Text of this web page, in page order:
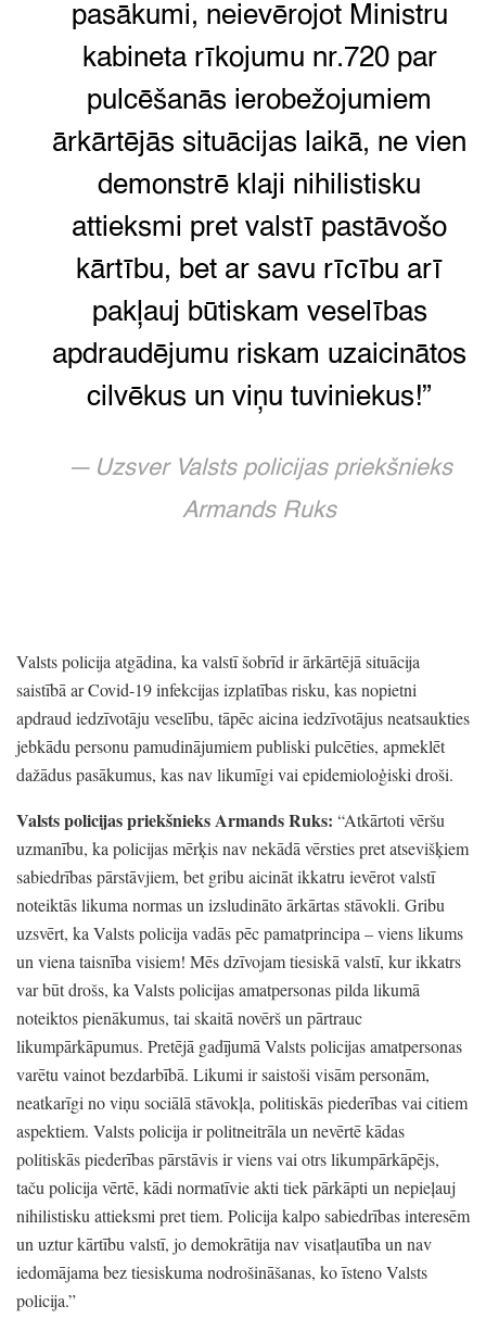
pasākumi, neievērojot Ministru
kabineta rīkojumu nr.720 par
pulcēšanās ierobežojumiem
ārkārtējās situācijas laikā, ne vien
demonstrē klaji nihilistisku
attieksmi pret valstī pastāvošo
kārtību, bet ar savu rīcību arī
pakļauj būtiskam veselības
apdraudējumu riskam uzaicinātos
cilvēkus un viņu tuviniekus!”
Uzsver Valsts policijas priekšnieks
Armands Ruks
Valsts policija atgādina, ka valstī šobrīd ir ārkārtējā situācija
saistībā ar Covid-19 infekcijas izplatības risku, kas nopietni
apdraud iedzīvotāju veselību, tāpēc aicina iedzīvotājus neatsaukties
jebkādu personu pamudinājumiem publiski pulcēties, apmeklēt
dažādus pasākumus, kas nav likumīgi vai epidemioloģiski droši.
Valsts policijas priekšnieks Armands Ruks: “Atkārtoti vēršu
uzmanību, ka policijas mērķis nav nekādā vērsties pret atsevišķiem
sabiedrības pārstāvjiem, bet gribu aicināt ikkatru ievērot valstī
noteiktās likuma normas un izsludināto ārkārtas stāvokli. Gribu
uzsvērt, ka Valsts policija vadās pēc pamatprincipa – viens likums
un viena taisnība visiem! Mēs dzīvojam tiesiskā valstī, kur ikkatrs
var būt drošs, ka Valsts policijas amatpersonas pilda likumā
noteiktos pienākumus, tai skaitā novērš un pārtrauc
likumpārkāpumus. Pretējā gadījumā Valsts policijas amatpersonas
varētu vainot bezdarbībā. Likumi ir saistoši visām personām,
neatkarīgi no viņu sociālā stāvokļa, politiskās piederības vai citiem
aspektiem. Valsts policija ir politneitrāla un nevērtē kādas
politiskās piederības pārstāvis ir viens vai otrs likumpārkāpējs,
taču policija vērtē, kādi normatīvie akti tiek pārkāpti un nepieļauj
nihilistisku attieksmi pret tiem. Policija kalpo sabiedrības interesēm
un uztur kārtību valstī, jo demokrātija nav visatļautība un nav
iedomājama bez tiesiskuma nodrošināšanas, ko īsteno Valsts
policija.”